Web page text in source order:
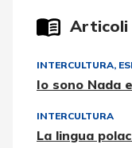
Articoli
INTERCULTURA,
Io sono Nada
INTERCULTURA
La lingua